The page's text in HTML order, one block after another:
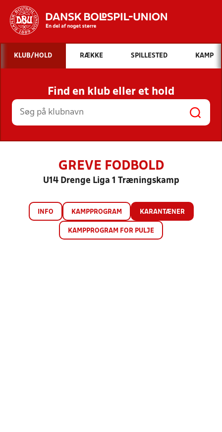
Hvad vil du søge efter?
INDHOLD OG NYHEDER
STILLINGER, RESULTATER, KLUBBER OG
HOLD
KLUB/HOLD RÆKKE SPILLESTED KAMP
Find en klub eller et hold
GREVE FODBOLD
U14 Drenge Liga 1 Træningskamp
INFO KAMPPROGRAM KARANTÆNER
KAMPPROGRAM FOR PULJE